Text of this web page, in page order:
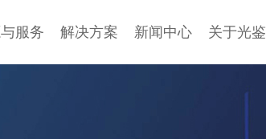
服务 解决方案 新闻中心 关于光鉴